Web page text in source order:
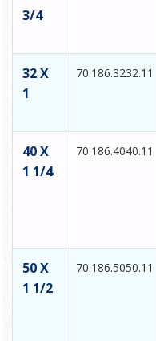
3/4
32 X
1
70.186.3232.11
40 X
1 1/4
70.186.4040.11
50 X
1 1/2
70.186.5050.11